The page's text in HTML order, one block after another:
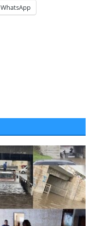
WhatsApp